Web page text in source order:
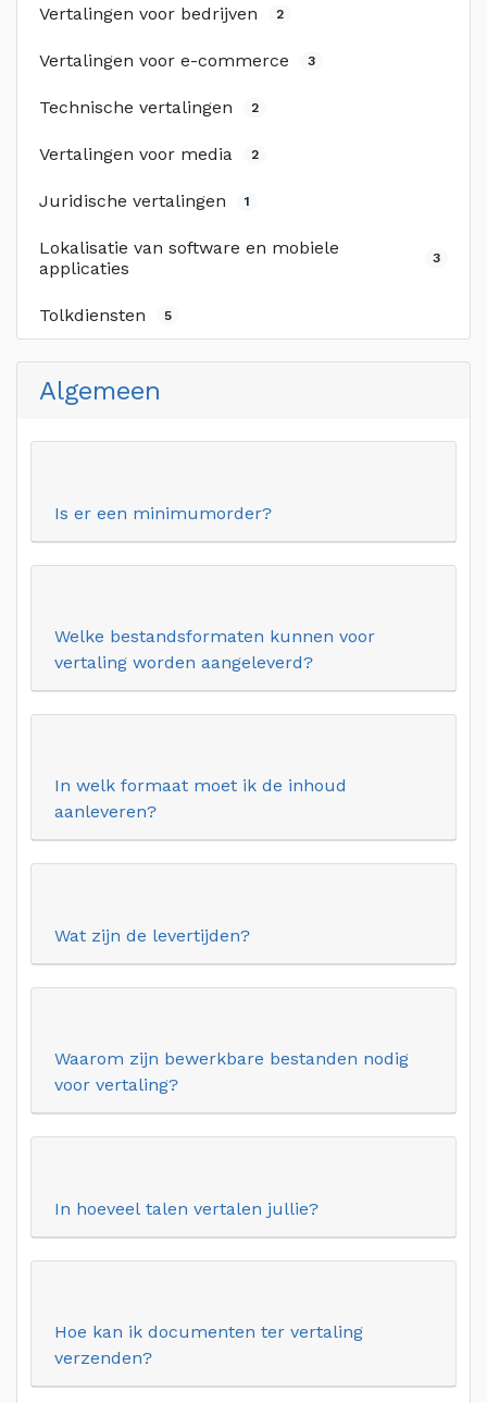
Vertalingen voor bedrijven 2
Vertalingen voor e-commerce 3
Technische vertalingen 2
Vertalingen voor media 2
Juridische vertalingen 1
Lokalisatie van software en mobiele
applicaties
3
Tolkdiensten 5
Algemeen
Is er een minimumorder?
Welke bestandsformaten kunnen voor
vertaling worden aangeleverd?
In welk formaat moet ik de inhoud
aanleveren?
Wat zijn de levertijden?
Waarom zijn bewerkbare bestanden nodig
voor vertaling?
In hoeveel talen vertalen jullie?
Hoe kan ik documenten ter vertaling
verzenden?